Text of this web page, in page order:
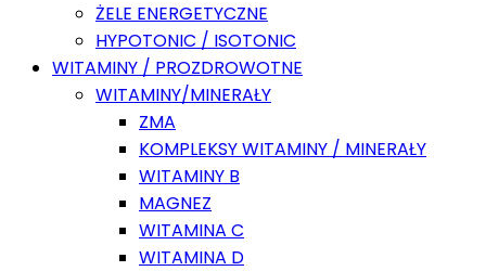
ŻELE ENERGETYCZNE
HYPOTONIC / ISOTONIC
WITAMINY / PROZDROWOTNE
WITAMINY/MINERAŁY
ZMA
KOMPLEKSY WITAMINY / MINERAŁY
WITAMINY B
MAGNEZ
WITAMINA C
WITAMINA D